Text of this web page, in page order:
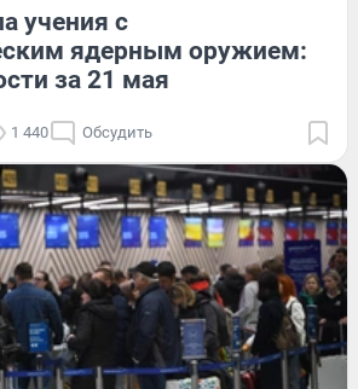
учения с
ядерным оружием:
за 21 мая
1 440 Обсудить